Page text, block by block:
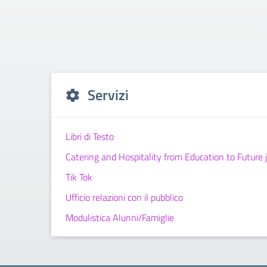
Servizi
Libri di Testo
Catering and Hospitality from Education to Future
Tik Tok
Ufficio relazioni con il pubblico
Modulistica Alunni/Famiglie